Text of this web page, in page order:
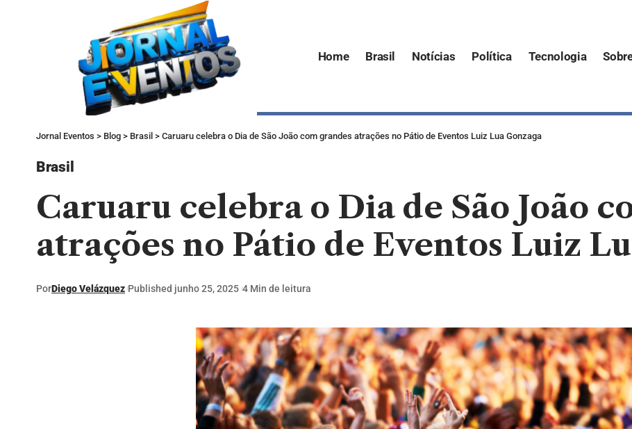
Home Brasil Notícias Política Tecnologia
Jornal Eventos > Blog > Brasil > Caruaru celebra o Dia de São João com grandes atrações no Pátio de Eventos Luiz Lua Gonzaga
Brasil
Caruaru celebra o Dia de São João
atrações no Pátio de Eventos Luiz
PorDiego Velázquez Published junho 25, 2025 4 Min de leitura